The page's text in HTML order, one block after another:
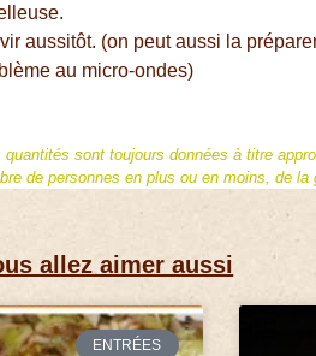
aussitôt. (on peut aussi la
au micro-ondes)
quantités sont toujours données à titre
de personnes en plus ou en moins, de
allez aimer aussi
ENTRÉES